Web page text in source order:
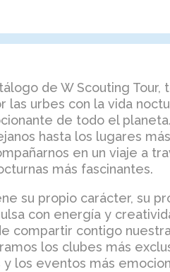
de W Scouting Tour,
las urbes con la vida
de todo el
hasta los lugares
en un viaje a
más fascinantes.
su propio carácter, su
con energía y
compartir contigo
los clubes más
y los eventos más